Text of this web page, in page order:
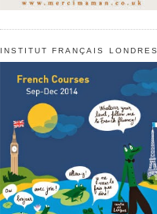
INSTITUT FRANÇAIS LONDRES